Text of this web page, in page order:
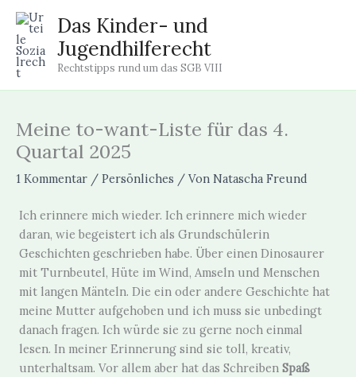
Zum
Inhalt
springen
Das Kinder- und
Jugendhilferecht
Rechtstipps rund um das SGB VIII
Meine to-want-Liste für das 4.
Quartal 2025
1 Kommentar / Persönliches / Von Natascha Freund
Ich erinnere mich wieder. Ich erinnere mich wieder
daran, wie begeistert ich als Grundschülerin
Geschichten geschrieben habe. Über einen Dinosaurer
mit Turnbeutel, Hüte im Wind, Amseln und Menschen
mit langen Mänteln. Die ein oder andere Geschichte hat
meine Mutter aufgehoben und ich muss sie unbedingt
danach fragen. Ich würde sie zu gerne noch einmal
lesen. In meiner Erinnerung sind sie toll, kreativ,
unterhaltsam. Vor allem aber hat das Schreiben Spaß